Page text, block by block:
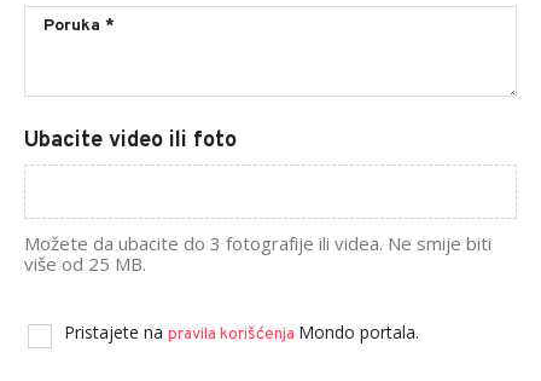
Ubacite video ili foto
Možete da ubacite do 3 fotografije ili videa. Ne smije biti
više od 25 MB.
Pristajete na pravila korišćenja Mondo portala.